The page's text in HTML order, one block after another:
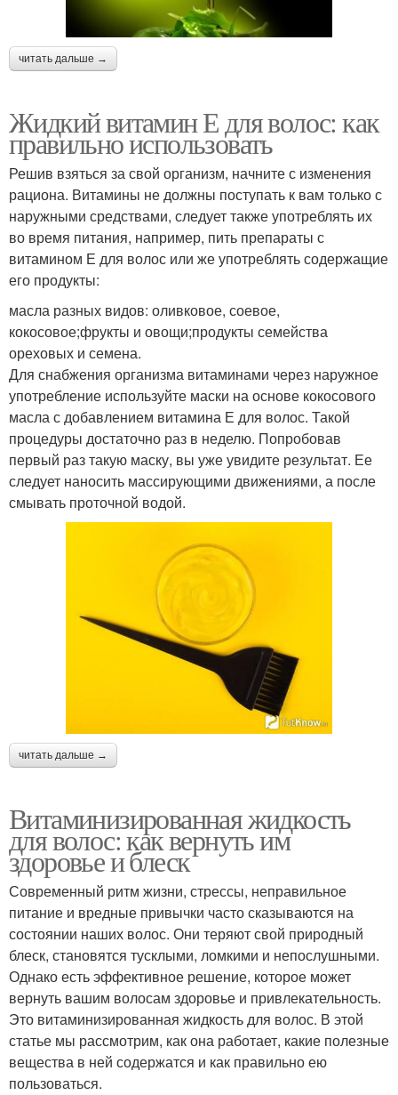
читать дальше →
Жидкий витамин Е для волос: как
правильно использовать
Решив взяться за свой организм, начните с изменения
рациона. Витамины не должны поступать к вам только с
наружными средствами, следует также употреблять их
во время питания, например, пить препараты с
витамином Е для волос или же употреблять содержащие
его продукты:
масла разных видов: оливковое, соевое,
кокосовое;фрукты и овощи;продукты семейства
ореховых и семена.
Для снабжения организма витаминами через наружное
употребление используйте маски на основе кокосового
масла с добавлением витамина Е для волос. Такой
процедуры достаточно раз в неделю. Попробовав
первый раз такую маску, вы уже увидите результат. Ее
следует наносить массирующими движениями, а после
смывать проточной водой.
читать дальше →
Витаминизированная жидкость
для волос: как вернуть им
здоровье и блеск
Современный ритм жизни, стрессы, неправильное
питание и вредные привычки часто сказываются на
состоянии наших волос. Они теряют свой природный
блеск, становятся тусклыми, ломкими и непослушными.
Однако есть эффективное решение, которое может
вернуть вашим волосам здоровье и привлекательность.
Это витаминизированная жидкость для волос. В этой
статье мы рассмотрим, как она работает, какие полезные
вещества в ней содержатся и как правильно ею
пользоваться.